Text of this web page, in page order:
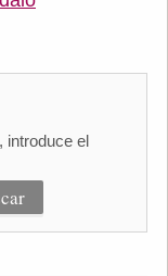
introduce el